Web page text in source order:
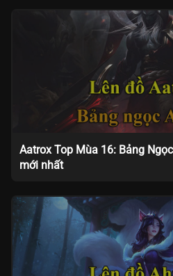
Aatrox Top Mùa 16: Bảng
mới nhất